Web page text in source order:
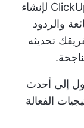
لإنشاء
والردود
تحديثه
إلى أحدث
الفعالة